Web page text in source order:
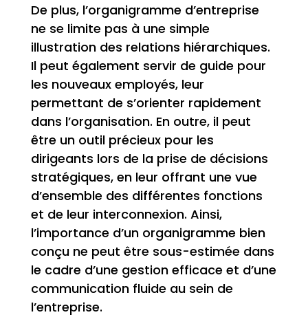
De plus, l’organigramme d’entreprise
ne se limite pas à une simple
illustration des relations hiérarchiques.
Il peut également servir de guide pour
les nouveaux employés, leur
permettant de s’orienter rapidement
dans l’organisation. En outre, il peut
être un outil précieux pour les
dirigeants lors de la prise de décisions
stratégiques, en leur offrant une vue
d’ensemble des différentes fonctions
et de leur interconnexion. Ainsi,
l’importance d’un organigramme bien
conçu ne peut être sous-estimée dans
le cadre d’une gestion efficace et d’une
communication fluide au sein de
l’entreprise.